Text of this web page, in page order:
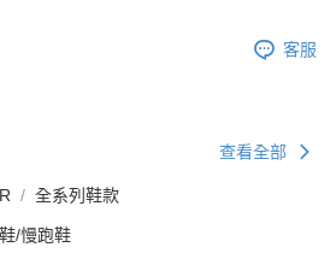
客服
查看全部
全系列鞋款
/慢跑鞋